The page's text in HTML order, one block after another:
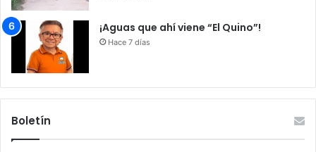
¡Aguas que ahí viene “El Quino”!
Hace 7 días
Boletín